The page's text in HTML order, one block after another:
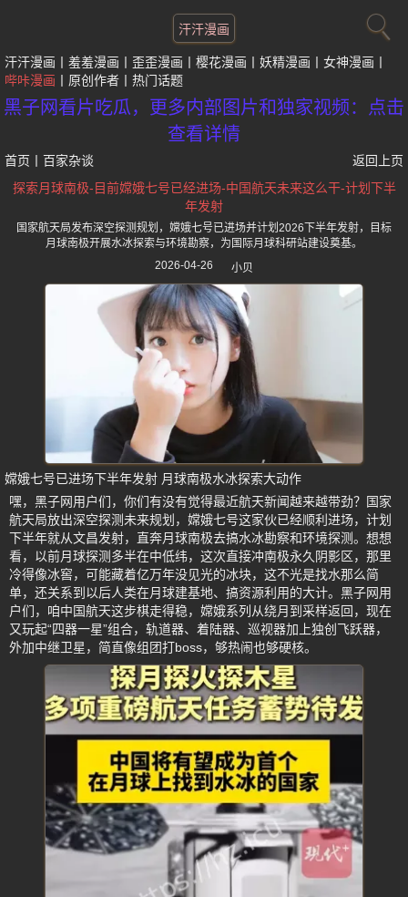
汗汗漫画
汗汗漫画 羞羞漫画 歪歪漫画 樱花漫画 妖精漫画
女神漫画
哔咔漫画
原创作者 热门话题
黑子网看片吃瓜，更多内部图片和独家视频：点击
查看详情
首页 百家杂谈
返回上页
探索月球南极-目前嫦娥七号已经进场-中国航天未来这么干-计划下半
年发射
国家航天局发布深空探测规划，嫦娥七号已进场并计划2026下半年发射，目标
月球南极开展水冰探索与环境勘察，为国际月球科研站建设奠基。
2026-04-26
小贝
嫦娥七号已进场下半年发射 月球南极水冰探索大动作
嘿，黑子网用户们，你们有没有觉得最近航天新闻越来越带劲？国家
航天局放出深空探测未来规划，嫦娥七号这家伙已经顺利进场，计划
下半年就从文昌发射，直奔月球南极去搞水冰勘察和环境探测。想想
看，以前月球探测多半在中低纬，这次直接冲南极永久阴影区，那里
冷得像冰窖，可能藏着亿万年没见光的冰块，这不光是找水那么简
单，还关系到以后人类在月球建基地、搞资源利用的大计。黑子网用
户们，咱中国航天这步棋走得稳，嫦娥系列从绕月到采样返回，现在
又玩起“四器一星”组合，轨道器、着陆器、巡视器加上独创飞跃器，
外加中继卫星，简直像组团打boss，够热闹也够硬核。